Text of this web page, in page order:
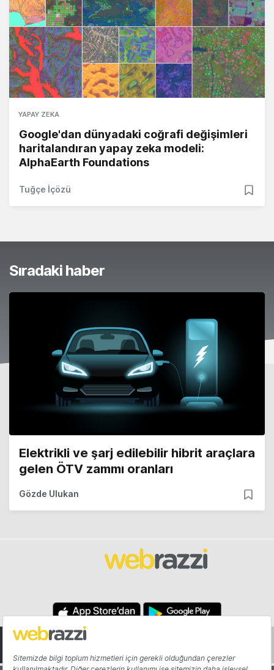
YAPAY ZEKA
Google'dan dünyadaki coğrafi değişimleri
haritalandıran yapay zeka modeli:
AlphaEarth Foundations
Tuğçe İçözü
Sıradaki haber
Elektrikli ve şarj edilebilir hibrit araçlara
gelen ÖTV zammı oranları
Gözde Ulukan